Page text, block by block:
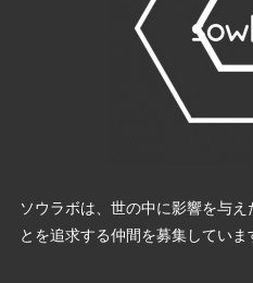
ソウラボは、世の中に影響を与
とを追求する仲間を募集していま